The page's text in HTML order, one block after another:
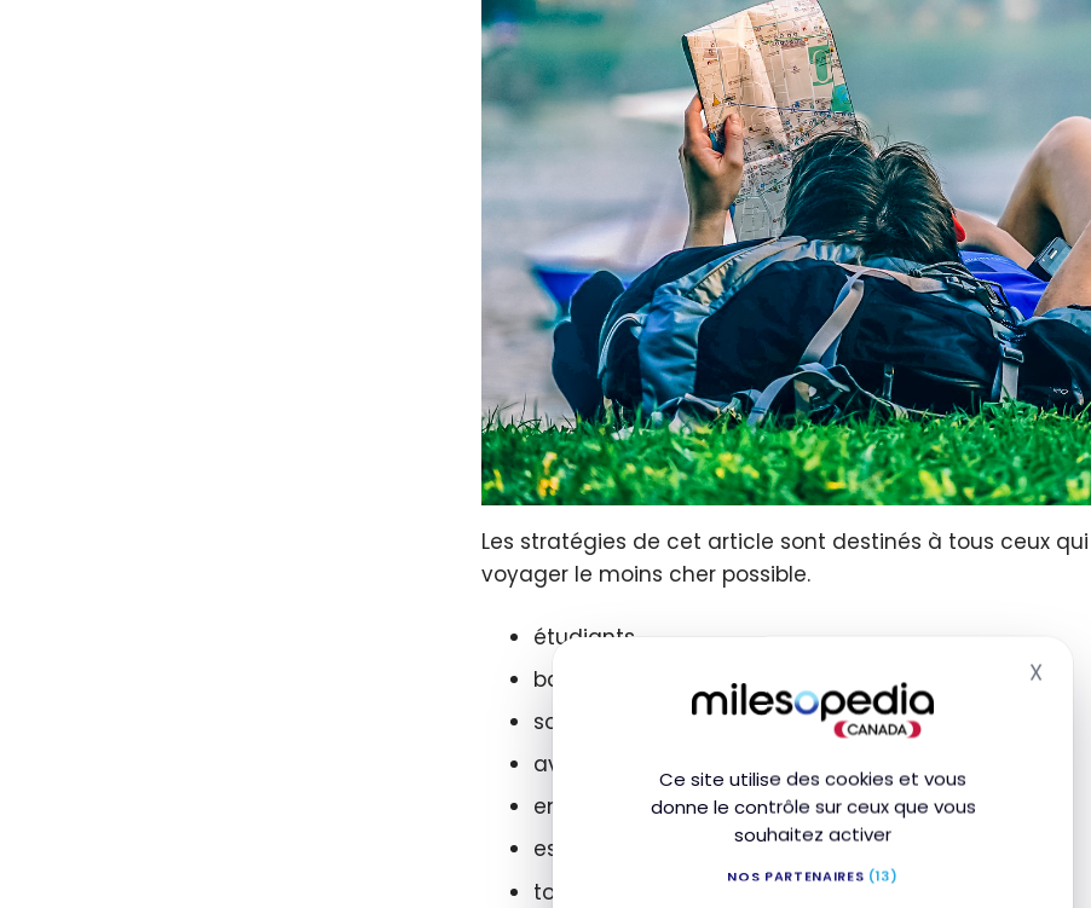
Ce site utilise des cookies et vous
donne le contrôle sur ceux que vous
souhaitez activer
NOS PARTENAIRES (13)
X
Les stratégies de cet article sont destinés à tous ceux
voyager le moins cher possible.
étudiants
backpacker
solo
avec des amis
en famille
escapade de fin de semaine
tour du monde sur plusieurs mois